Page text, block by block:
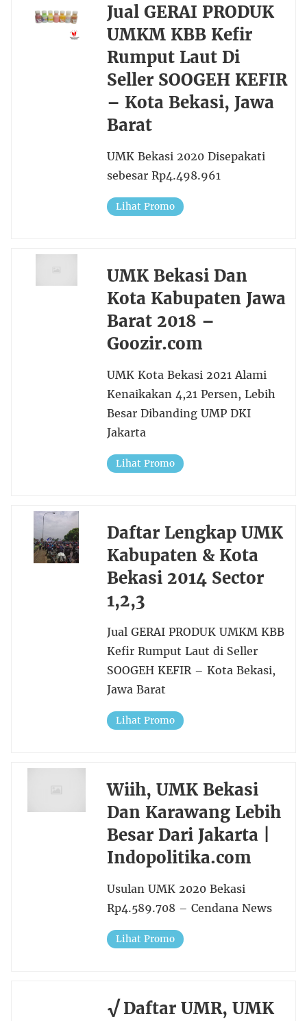
Jual GERAI PRODUK
UMKM KBB Kefir
Rumput Laut Di
Seller SOOGEH KEFIR
– Kota Bekasi, Jawa
Barat
UMK Bekasi 2020 Disepakati
sebesar Rp4.498.961
Lihat Promo
UMK Bekasi Dan
Kota Kabupaten Jawa
Barat 2018 –
Goozir.com
UMK Kota Bekasi 2021 Alami
Kenaikakan 4,21 Persen, Lebih
Besar Dibanding UMP DKI
Jakarta
Lihat Promo
Daftar Lengkap UMK
Kabupaten & Kota
Bekasi 2014 Sector
1,2,3
Jual GERAI PRODUK UMKM KBB
Kefir Rumput Laut di Seller
SOOGEH KEFIR – Kota Bekasi,
Jawa Barat
Lihat Promo
Wiih, UMK Bekasi
Dan Karawang Lebih
Besar Dari Jakarta |
Indopolitika.com
Usulan UMK 2020 Bekasi
Rp4.589.708 – Cendana News
Lihat Promo
√ Daftar UMR, UMK